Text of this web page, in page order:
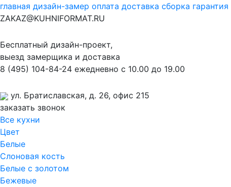
главная дизайн-замер оплата доставка сборка гарантия
ZAKAZ@KUHNIFORMAT.RU
Бесплатный дизайн-проект,
выезд замерщика и доставка
8 (495) 104-84-24 ежедневно с 10.00 до 19.00
ул. Братиславская, д. 26, офис 215
заказать звонок
Все кухни
Цвет
Белые
Слоновая кость
Белые с золотом
Бежевые